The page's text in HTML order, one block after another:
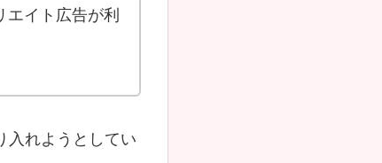
イト広告が利
入れようとしてい